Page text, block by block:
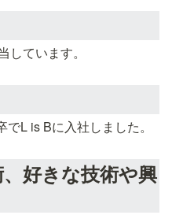
ています。
L is Bに入社しました。
好きな技術や興